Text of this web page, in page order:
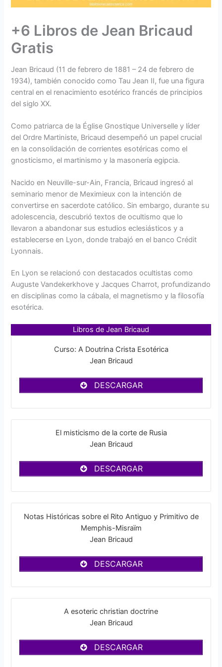
+6 Libros de Jean Bricaud
Gratis
Jean Bricaud (11 de febrero de 1881 – 24 de febrero de
1934), también conocido como Tau Jean II, fue una figura
central en el renacimiento esotérico francés de principios
del siglo XX.
Como patriarca de la Église Gnostique Universelle y líder
del Ordre Martiniste, Bricaud desempeñó un papel crucial
en la consolidación de corrientes esotéricas como el
gnosticismo, el martinismo y la masonería egipcia.
Nacido en Neuville-sur-Ain, Francia, Bricaud ingresó al
seminario menor de Meximieux con la intención de
convertirse en sacerdote católico. Sin embargo, durante su
adolescencia, descubrió textos de ocultismo que lo
llevaron a abandonar sus estudios eclesiásticos y a
establecerse en Lyon, donde trabajó en el banco Crédit
Lyonnais.
En Lyon se relacionó con destacados ocultistas como
Auguste Vandekerkhove y Jacques Charrot, profundizando
en disciplinas como la cábala, el magnetismo y la filosofía
esotérica.
Libros de Jean Bricaud
Curso: A Doutrina Crista Esotérica
Jean Bricaud
DESCARGAR
El misticismo de la corte de Rusia
Jean Bricaud
DESCARGAR
Notas Históricas sobre el Rito Antiguo y Primitivo de
Memphis-Misraïm
Jean Bricaud
DESCARGAR
A esoteric christian doctrine
Jean Bricaud
DESCARGAR